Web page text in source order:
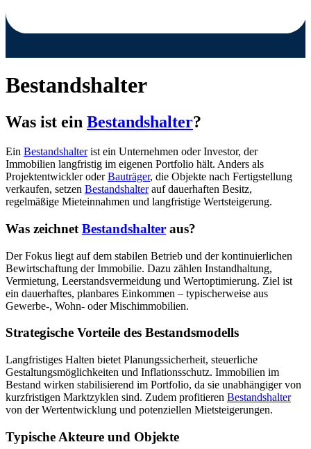
Bestandshalter
Was ist ein Bestandshalter?
Ein Bestandshalterist ein Unternehmen oder Investor, der
Immobilien langfristig im eigenen Portfolio hält. Anders als
Projektentwickler oderBauträger, die Objekte nach Fertigstellung
verkaufen, setzen Bestandshalterauf dauerhaften Besitz,
regelmäßige Mieteinnahmen und langfristige Wertsteigerung.
Was zeichnet Bestandshalter aus?
Der Fokus liegt auf dem stabilen Betrieb und der kontinuierlichen
Bewirtschaftung der Immobilie. Dazu zählen Instandhaltung,
Vermietung, Leerstandsvermeidung und Wertoptimierung. Ziel ist
ein dauerhaftes, planbares Einkommen – typischerweise aus
Gewerbe-, Wohn- oder Mischimmobilien.
Strategische Vorteile des Bestandsmodells
Langfristiges Halten bietet Planungssicherheit, steuerliche
Gestaltungsmöglichkeiten und Inflationsschutz. Immobilien im
Bestand wirken stabilisierend im Portfolio, da sie unabhängiger von
kurzfristigen Marktzyklen sind. Zudem profitieren Bestandshalter
von der Wertentwicklung und potenziellen Mietsteigerungen.
Typische Akteure und Objekte